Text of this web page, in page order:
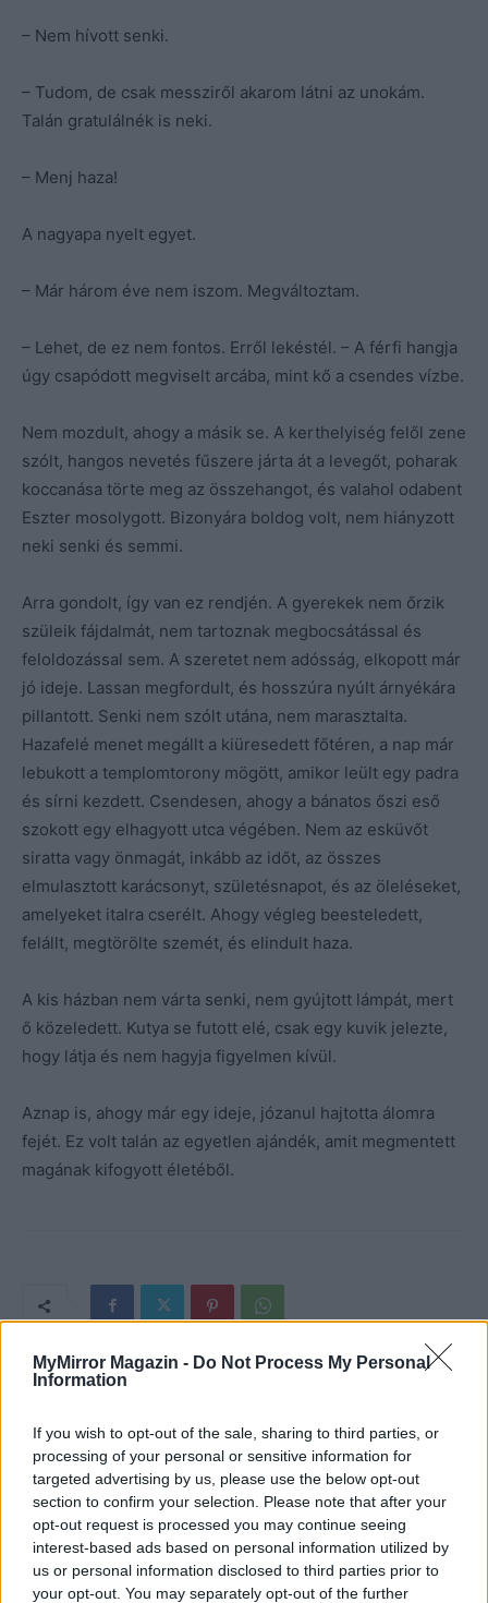
MyMirror Magazin - Do Not Process My Personal
Information
If you wish to opt-out of the sale, sharing to third parties, or
processing of your personal or sensitive information for
targeted advertising by us, please use the below opt-out
section to confirm your selection. Please note that after your
opt-out request is processed you may continue seeing
interest-based ads based on personal information utilized by
us or personal information disclosed to third parties prior to
your opt-out. You may separately opt-out of the further
– Nem hívott senki.
– Tudom, de csak messziről akarom látni az unokám.
Talán gratulálnék is neki.
– Menj haza!
A nagyapa nyelt egyet.
– Már három éve nem iszom. Megváltoztam.
– Lehet, de ez nem fontos. Erről lekéstél. – A férfi hangja
úgy csapódott megviselt arcába, mint kő a csendes vízbe.
Nem mozdult, ahogy a másik se. A kerthelyiség felől zene
szólt, hangos nevetés fűszere járta át a levegőt, poharak
koccanása törte meg az összehangot, és valahol odabent
Eszter mosolygott. Bizonyára boldog volt, nem hiányzott
neki senki és semmi.
Arra gondolt, így van ez rendjén. A gyerekek nem őrzik
szüleik fájdalmát, nem tartoznak megbocsátással és
feloldozással sem. A szeretet nem adósság, elkopott már
jó ideje. Lassan megfordult, és hosszúra nyúlt árnyékára
pillantott. Senki nem szólt utána, nem marasztalta.
Hazafelé menet megállt a kiüresedett főtéren, a nap már
lebukott a templomtorony mögött, amikor leült egy padra
és sírni kezdett. Csendesen, ahogy a bánatos őszi eső
szokott egy elhagyott utca végében. Nem az esküvőt
siratta vagy önmagát, inkább az időt, az összes
elmulasztott karácsonyt, születésnapot, és az öleléseket,
amelyeket italra cserélt. Ahogy végleg beesteledett,
felállt, megtörölte szemét, és elindult haza.
A kis házban nem várta senki, nem gyújtott lámpát, mert
ő közeledett. Kutya se futott elé, csak egy kuvik jelezte,
hogy látja és nem hagyja figyelmen kívül.
Aznap is, ahogy már egy ideje, józanul hajtotta álomra
fejét. Ez volt talán az egyetlen ajándék, amit megmentett
magának kifogyott életéből.
Imre Hilda